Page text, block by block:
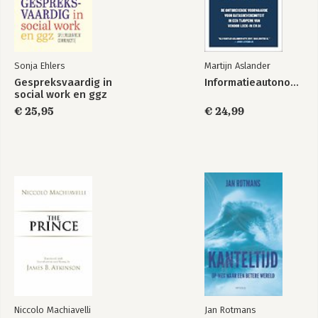
Veranderen / Doen 25
Evalueren / Oogsten 26
Vraag / Zorg / Doel 27
4 Vraag / Zorg / Doel 28
4.1 Vraag / Zorg / Doel: de drijfveer van de ouder voor
verandering 29
4.2 Doelen geven richting aan verandering 32
4.3 Doelen dicht bij de ouder houden 43
5.1 Kijken naar positieve opvoedsituaties: kijken naar wat werkt
5.2 Kijken: met de ouder de lastige opvoedsituatie
onderzoeken 71
6.2 Begrijpen van kind / ouder / systeem 85
Sonja Ehlers
Gespreksvaardig in
social work en ggz
€ 25,95
Martijn Aslander
Informatieautonomie
€ 24,99
Niccolo Machiavelli Jan Rotmans